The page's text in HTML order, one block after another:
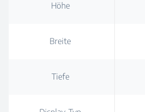
Höhe
Breite
Tiefe